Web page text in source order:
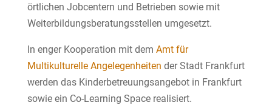
örtlichen Jobcentern und Betrieben sowie mit
Weiterbildungsberatungsstellen umgesetzt.
In enger Kooperation mit dem Amt für
Multikulturelle Angelegenheiten der Stadt Frankfurt
werden das Kinderbetreuungsangebot in Frankfurt
sowie ein Co-Learning Space realisiert.